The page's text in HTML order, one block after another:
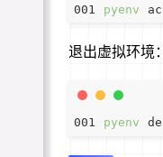
pyenv
退出虚拟环境：
pyenv